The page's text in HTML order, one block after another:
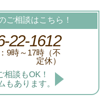
ご相談はこちら！
22-1612
9時～17時（不
定休）
相談もOK！
もあります。